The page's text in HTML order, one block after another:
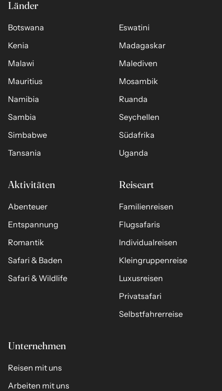
Länder
Botswana
Eswatini
Kenia
Madagaskar
Malawi
Malediven
Mauritius
Mosambik
Namibia
Ruanda
Sambia
Seychellen
Simbabwe
Südafrika
Tansania
Uganda
Aktivitäten
Abenteuer
Entspannung
Romantik
Safari & Baden
Safari & Wildlife
Reiseart
Familienreisen
Flugsafaris
Individualreisen
Kleingruppenreise
Luxusreisen
Privatsafari
Selbstfahrerreise
Unternehmen
Reisen mit uns
Arbeiten mit uns